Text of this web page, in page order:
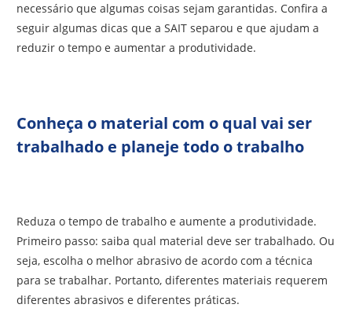
necessário que algumas coisas sejam garantidas. Confira a
seguir algumas dicas que a SAIT separou e que ajudam a
reduzir o tempo e aumentar a produtividade.
Conheça o material com o qual vai ser
trabalhado e planeje todo o trabalho
Reduza o tempo de trabalho e aumente a produtividade.
Primeiro passo: saiba qual material deve ser trabalhado. Ou
seja, escolha o melhor abrasivo de acordo com a técnica
para se trabalhar. Portanto, diferentes materiais requerem
diferentes abrasivos e diferentes práticas.